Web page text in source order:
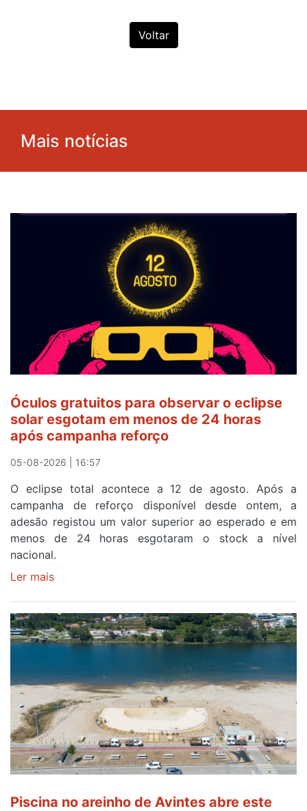
Voltar
Mais notícias
Óculos gratuitos para observar o eclipse
solar esgotam em menos de 24 horas
após campanha reforço
05-08-2026 | 16:57
O eclipse total acontece a 12 de agosto. Após a
campanha de reforço disponível desde ontem, a
adesão registou um valor superior ao esperado e em
menos de 24 horas esgotaram o stock a nível
nacional.
Ler mais
para
observar
eclipse
solar
esgotam
em
menos
de
24
após
Piscina no areinho de Avintes abre este